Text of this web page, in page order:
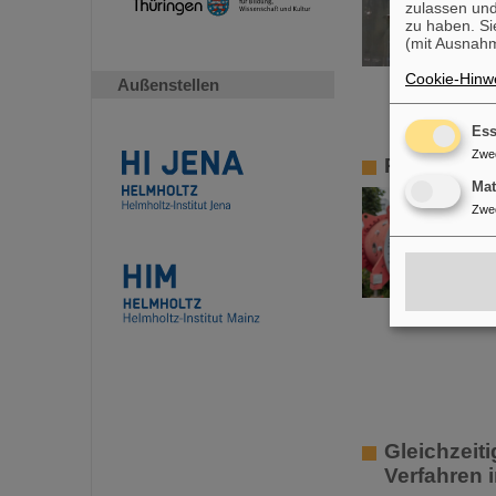
Außenstellen
Professur
Verfahren
zulassen
zu haben.
(mit
Cookie-